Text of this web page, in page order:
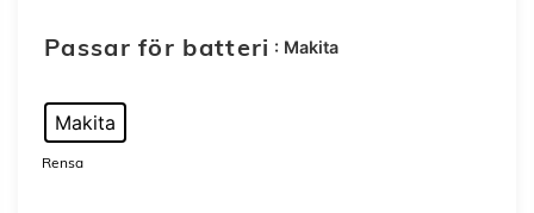
Passar för batteri : Makita
Makita
Rensa